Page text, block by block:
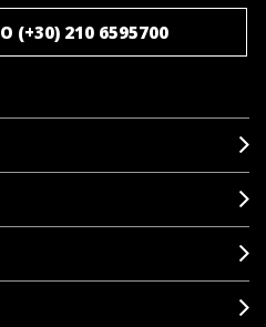
(+30) 210 6595700